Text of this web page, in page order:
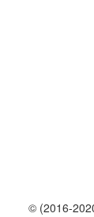
© (2016-